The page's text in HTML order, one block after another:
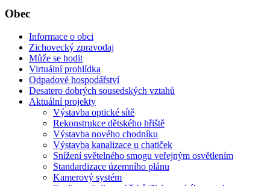
Obec
Informace o obci
Zichovecký zpravodaj
Může se hodit
Virtuální prohlídka
Odpadové hospodářství
Desatero dobrých sousedských vztahů
Aktuální projekty
Výstavba optické sítě
Rekonstrukce dětského hřiště
Výstavba nového chodníku
Výstavba kanalizace u chatiček
Snížení světelného smogu veřejným osvětlením
Standardizace územního plánu
Kamerový systém